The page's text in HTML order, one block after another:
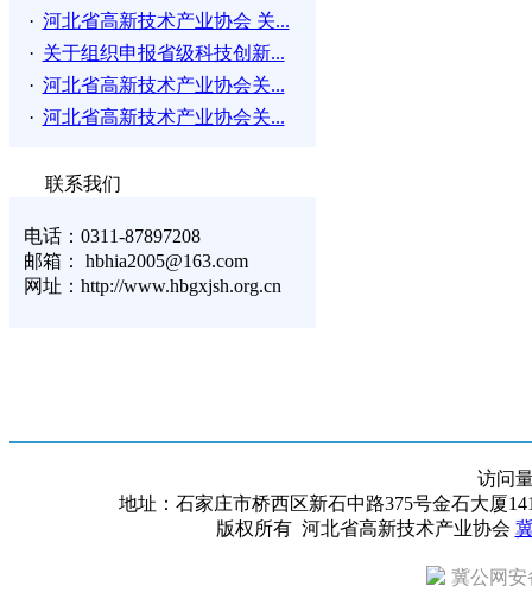
· 河北省高新技术产业协会 关...
· 关于组织申报省级科技创新...
· 河北省高新技术产业协会关...
· 河北省高新技术产业协会关...
联系我们
电话：0311-87897208
邮箱： hbhia2005@163.com
网址：http://www.hbgxjsh.org.cn
访问
地址：石家庄市桥西区新石中路375号金石大厦
版权所有 河北省高新技术产业协会
冀公网安